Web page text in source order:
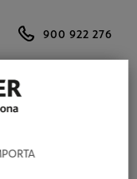
900 922 276